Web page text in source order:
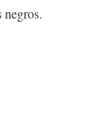
negros.